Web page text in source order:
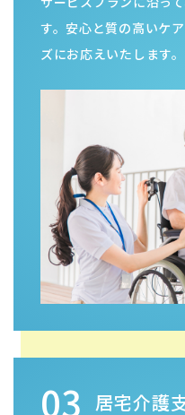
ズにお応えいたします。
03 居宅介護
ケアマネジャーがお一